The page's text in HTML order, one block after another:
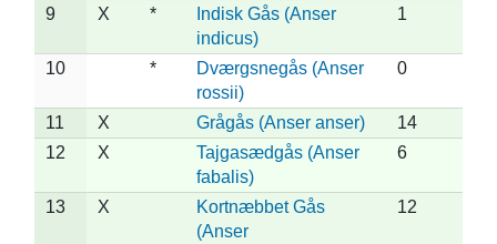
9 X *
Indisk Gås (Anser
indicus)
1
10 *
Dværgsnegås (Anser
rossii)
0
11 X Grågås (Anser anser)
14
12
X
Tajgasædgås (Anser
fabalis)
6
13 X
Kortnæbbet Gås
(Anser
12